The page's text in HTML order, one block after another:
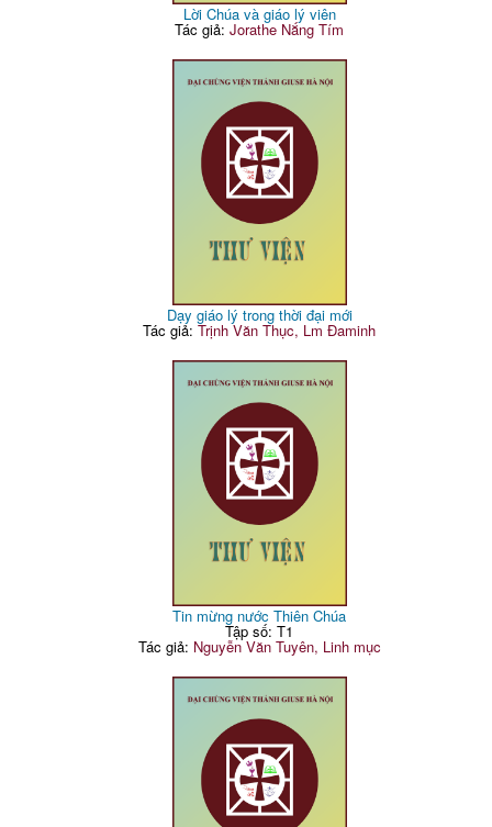
Lời Chúa và giáo lý viên
Tác giả:Jorathe Nắng Tím
Dạy giáo lý trong thời đại mới
Tác giả:Trịnh Văn Thục, Lm Đaminh
Tin mừng nước Thiên Chúa
Tập số: T1
Tác giả: Nguyễn Văn Tuyên, Linh mục